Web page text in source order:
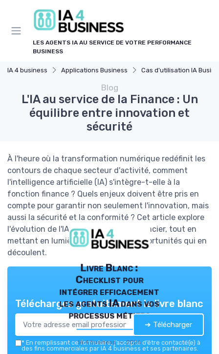
LES AGENTS IA AU SERVICE DE VOTRE PERFORMANCE
BUSINESS
IA 4 business Applications Business Cas d'utilisation IA Business
Blog
L'IA au service de la Finance : Un
équilibre entre innovation et
sécurité
À l'heure où la transformation numérique redéfinit les
contours de chaque secteur d'activité, comment
l'intelligence artificielle (IA) s'intègre-t-elle à la
fonction finance ? Quels enjeux doivent être pris en
compte pour garantir non seulement l'innovation, mais
aussi la sécurité et la conformité ? Cet article explore
l'évolution de l'IA dans le domaine financier, tout en
mettant en lumière les défis et les opportunités qui en
découlent.
Livre Blanc :
Checklist pour
intégrer efficacement
les agents IA dans vos
processus métiers
IA 4 business — 2026
Téléchargez gratuitement le livre blanc
➔ Télécharger
* En remplissant ce formulaire, j’accepte d’être contacté(e) à
des fins commerciales par IA 4 business et ses partenaires.